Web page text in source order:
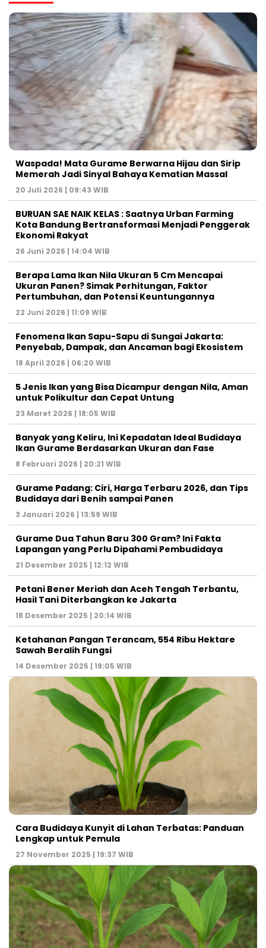
Waspada! Mata Gurame Berwarna Hijau dan Sirip
Memerah Jadi Sinyal Bahaya Kematian Massal
20 Juli 2026 | 09:43 WIB
BURUAN SAE NAIK KELAS : Saatnya Urban Farming
Kota Bandung Bertransformasi Menjadi Penggerak
Ekonomi Rakyat
26 Juni 2026 | 14:04 WIB
Berapa Lama Ikan Nila Ukuran 5 Cm Mencapai
Ukuran Panen? Simak Perhitungan, Faktor
Pertumbuhan, dan Potensi Keuntungannya
22 Juni 2026 | 11:09 WIB
Fenomena Ikan Sapu-Sapu di Sungai Jakarta:
Penyebab, Dampak, dan Ancaman bagi Ekosistem
18 April 2026 | 06:20 WIB
5 Jenis Ikan yang Bisa Dicampur dengan Nila, Aman
untuk Polikultur dan Cepat Untung
23 Maret 2026 | 18:05 WIB
Banyak yang Keliru, Ini Kepadatan Ideal Budidaya
Ikan Gurame Berdasarkan Ukuran dan Fase
8 Februari 2026 | 20:21 WIB
Gurame Padang: Ciri, Harga Terbaru 2026, dan Tips
Budidaya dari Benih sampai Panen
3 Januari 2026 | 13:59 WIB
Gurame Dua Tahun Baru 300 Gram? Ini Fakta
Lapangan yang Perlu Dipahami Pembudidaya
21 Desember 2025 | 12:12 WIB
Petani Bener Meriah dan Aceh Tengah Terbantu,
Hasil Tani Diterbangkan ke Jakarta
18 Desember 2025 | 20:14 WIB
Ketahanan Pangan Terancam, 554 Ribu Hektare
Sawah Beralih Fungsi
14 Desember 2025 | 19:05 WIB
Cara Budidaya Kunyit di Lahan Terbatas: Panduan
Lengkap untuk Pemula
27 November 2025 | 19:37 WIB